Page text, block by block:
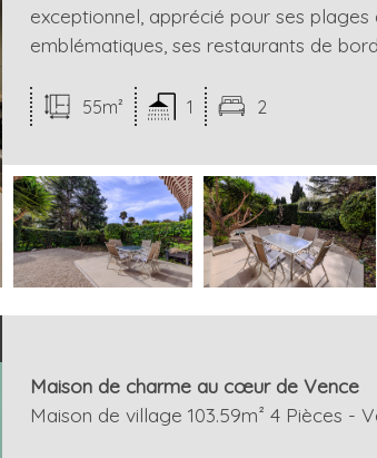
exceptionnel, apprécié pour ses plages
emblématiques, ses restaurants de
55m² 1 2
Maison de charme au cœur de Vence
Maison de village 103.59m² 4 Pièces -